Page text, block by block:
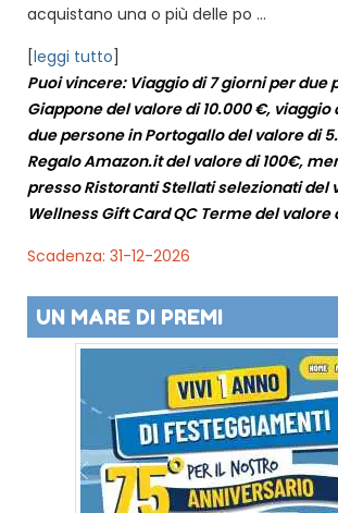
acquistano una o più delle po ...
[leggi tutto]
Puoi vincere: Viaggio di 7 giorni per due
Giappone del valore di 10.000 €, viaggio
due persone in Portogallo del valore di
Regalo Amazon.it del valore di 100€,
presso Ristoranti Stellati selezionati del
Wellness Gift Card QC Terme del valore
Scadenza: 31-12-2026
UN MARE DI PREMI